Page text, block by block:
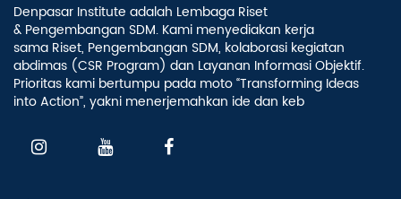
Denpasar Institute adalah Lembaga Riset
& Pengembangan SDM. Kami menyediakan kerja
sama Riset, Pengembangan SDM, kolaborasi kegiatan
abdimas (CSR Program) dan Layanan Informasi Objektif.
Prioritas kami bertumpu pada moto “Transforming Ideas
into Action”, yakni menerjemahkan ide dan keb